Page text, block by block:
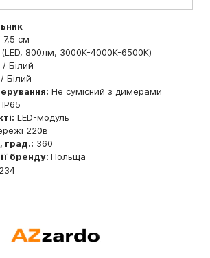
7,5 см
800лм, 3000K-4000K-6500K)
Білий
Білий
Не сумісний з димерами
IP65
LED-модуль
220в
град.: 360
бренду: Польща